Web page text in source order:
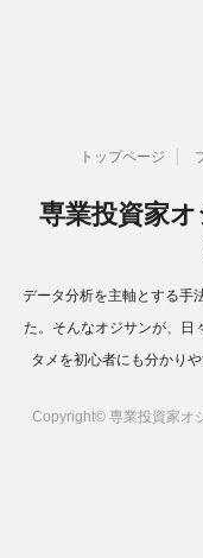
トップページ
専業投資家
データ分析を主軸とする手
た。そんなオジサンが、日
タメを初心者にも分かり
Copyright© 専業投資家オジサンの株式投資ブログ（婚活含む） , 2026 All